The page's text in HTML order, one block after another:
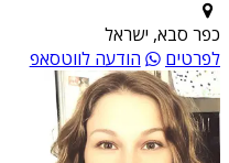
כפר סבא, ישראל
לפרטים
הודעה לווטסאפ